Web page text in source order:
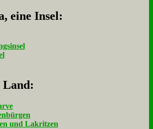
ei­ne In­sel:
Land:
und Lakritzen